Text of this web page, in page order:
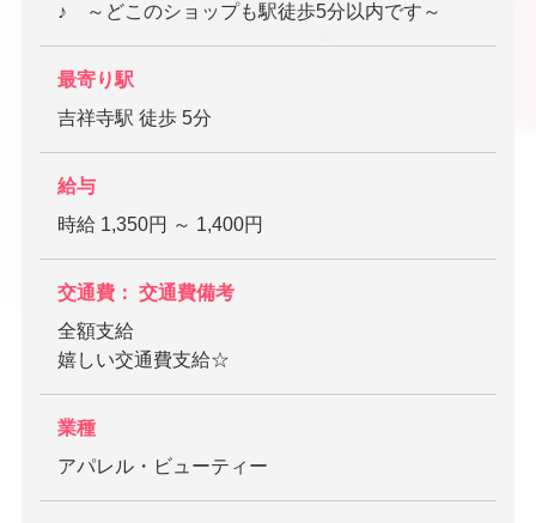
♪ ～どこのショップも駅徒歩5分以内です～
最寄り駅
吉祥寺駅 徒歩 5分
給与
時給 1,350円 ～ 1,400円
交通費： 交通費備考
全額支給
嬉しい交通費支給☆
業種
アパレル・ビューティー